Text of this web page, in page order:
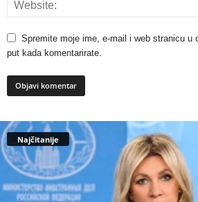
Spremite moje ime, e-mail i web stranicu u
put kada komentarirate.
Najčitanije